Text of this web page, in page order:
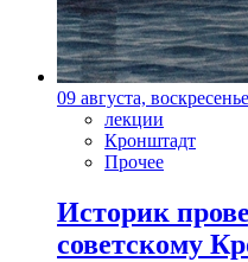
09 августа, воскресенье
лекции
Кронштадт
Прочее
Историк
советскому